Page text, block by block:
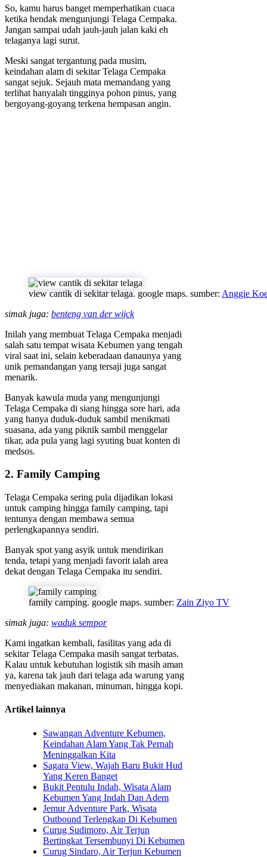
So, kamu harus banget memperhatikan cuaca
ketika hendak mengunjungi Telaga Cempaka.
Jangan sampai udah jauh-jauh jalan kaki eh
telaganya lagi surut.
Meski sangat tergantung pada musim,
keindahan alam di sekitar Telaga Cempaka
sangat sejuk. Sejauh mata memandang yang
terlihat hanyalah tingginya pohon pinus, yang
bergoyang-goyang terkena hempasan angin.
view cantik di sekitar telaga. google maps. sumber: Anggie
simak juga: benteng van der wijck
Inilah yang membuat Telaga Cempaka menjadi
salah satu tempat wisata Kebumen yang tengah
viral saat ini, selain keberadaan danaunya yang
unik pemandangan yang tersaji juga sangat
menarik.
Banyak kawula muda yang mengunjungi
Telaga Cempaka di siang hingga sore hari, ada
yang hanya duduk-duduk sambil menikmati
suasana, ada yang piknik sambil menggelar
tikar, ada pula yang lagi syuting buat konten di
medsos.
2. Family Camping
Telaga Cempaka sering pula dijadikan lokasi
untuk camping hingga family camping, tapi
tentunya dengan membawa semua
perlengkapannya sendiri.
Banyak spot yang asyik untuk mendirikan
tenda, tetapi yang menjadi favorit ialah area
dekat dengan Telaga Cempaka itu sendiri.
family camping. google maps. sumber: Zain Ziyo TV
simak juga: waduk sempor
Kami ingatkan kembali, fasilitas yang ada di
sekitar Telaga Cempaka masih sangat terbatas.
Kalau untuk kebutuhan logistik sih masih aman
ya, karena tak jauh dari telaga ada warung yang
menyediakan makanan, minuman, hingga kopi.
Artikel lainnya
Sawangan Adventure Kebumen,
Keindahan Alam Yang Tak Pernah
Meninggalkan Kita
Sagara View, Wajah Baru Bukit Hud
Yang Keren Banget
Bukit Pentulu Indah, Wisata Alam
Kebumen Yang Indah Dan Adem
Jemur Adventure Park, Wisata
Outbound Terlengkap Di Kebumen
Curug Sudimoro, Air Terjun
Bertingkat Tersembunyi Di Kebumen
Curug Sindaro, Air Terjun Kebumen